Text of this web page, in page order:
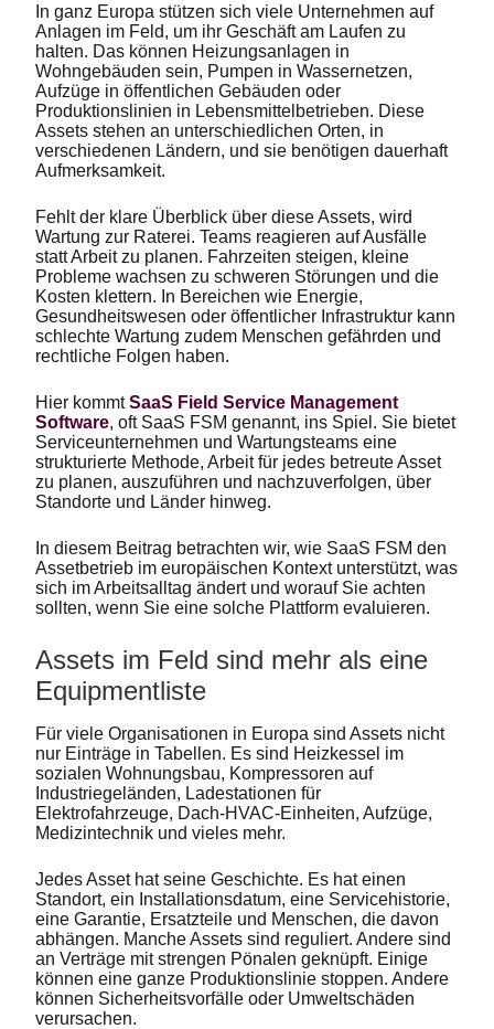
In ganz Europa stützen sich viele Unternehmen auf
Anlagen im Feld, um ihr Geschäft am Laufen zu
halten. Das können Heizungsanlagen in
Wohngebäuden sein, Pumpen in Wassernetzen,
Aufzüge in öffentlichen Gebäuden oder
Produktionslinien in Lebensmittelbetrieben. Diese
Assets stehen an unterschiedlichen Orten, in
verschiedenen Ländern, und sie benötigen dauerhaft
Aufmerksamkeit.
Fehlt der klare Überblick über diese Assets, wird
Wartung zur Raterei. Teams reagieren auf Ausfälle
statt Arbeit zu planen. Fahrzeiten steigen, kleine
Probleme wachsen zu schweren Störungen und die
Kosten klettern. In Bereichen wie Energie,
Gesundheitswesen oder öffentlicher Infrastruktur kann
schlechte Wartung zudem Menschen gefährden und
rechtliche Folgen haben.
Hier kommtSaaS Field Service Management
Software, oft SaaS FSM genannt, ins Spiel. Sie bietet
Serviceunternehmen und Wartungsteams eine
strukturierte Methode, Arbeit für jedes betreute Asset
zu planen, auszuführen und nachzuverfolgen, über
Standorte und Länder hinweg.
In diesem Beitrag betrachten wir, wie SaaS FSM den
Assetbetrieb im europäischen Kontext unterstützt, was
sich im Arbeitsalltag ändert und worauf Sie achten
sollten, wenn Sie eine solche Plattform evaluieren.
Assets im Feld sind mehr als eine
Equipmentliste
Für viele Organisationen in Europa sind Assets nicht
nur Einträge in Tabellen. Es sind Heizkessel im
sozialen Wohnungsbau, Kompressoren auf
Industriegeländen, Ladestationen für
Elektrofahrzeuge, Dach-HVAC-Einheiten, Aufzüge,
Medizintechnik und vieles mehr.
Jedes Asset hat seine Geschichte. Es hat einen
Standort, ein Installationsdatum, eine Servicehistorie,
eine Garantie, Ersatzteile und Menschen, die davon
abhängen. Manche Assets sind reguliert. Andere sind
an Verträge mit strengen Pönalen geknüpft. Einige
können eine ganze Produktionslinie stoppen. Andere
können Sicherheitsvorfälle oder Umweltschäden
verursachen.